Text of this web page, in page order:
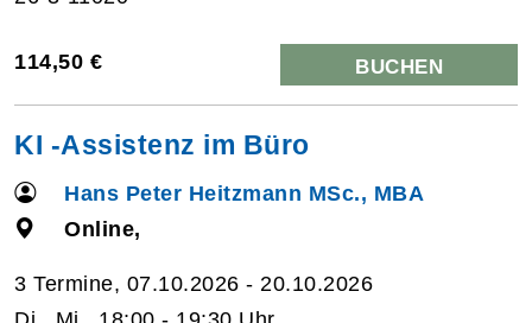
114,50 € BUCHEN
KI -Assistenz im Büro
Hans Peter Heitzmann MSc., MBA
Online,
3 Termine, 07.10.2026 - 20.10.2026